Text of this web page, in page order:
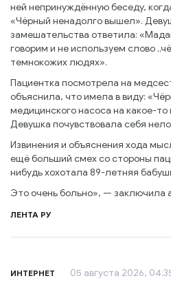
ней непринуждённую беседу,
«Чёрный ненадолго вышел».
замешательства ответила:
говорим и не используем слово
темнокожих людях».
Пациентка посмотрела на
объяснила, что имела в виду:
медицинского насоса на какое-то
Девушка почувствовала себя
Извинения и объяснения хода
ещё больший смех со стороны
нибудь хохотала 89-летняя
Это очень больно», — заключила
ЛЕНТА РУ
ИНТЕРНЕТ 05 августа 2026,